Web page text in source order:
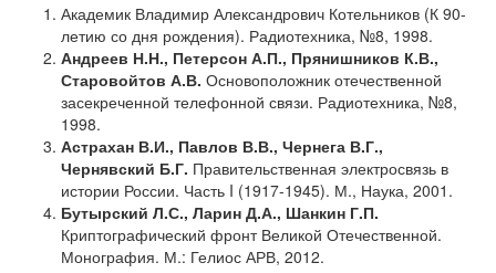
Академик Владимир Александрович Котельников (К 90-
летию со дня рождения). Радиотехника, №8, 1998.
Андреев Н.Н., Петерсон А.П., Прянишников К.В.,
Старовойтов А.В. Основоположник отечественной
засекреченной телефонной связи. Радиотехника, №8,
1998.
Астрахан В.И., Павлов В.В., Чернега В.Г.,
Чернявский Б.Г. Правительственная электросвязь в
истории России. Часть I (1917-1945). М., Наука, 2001.
Бутырский Л.С., Ларин Д.А., Шанкин Г.П.
Криптографический фронт Великой Отечественной.
Монография. М.: Гелиос АРВ, 2012.